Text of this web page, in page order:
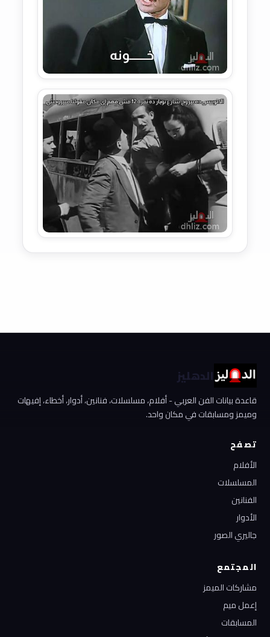
الدهليز
قاعدة بيانات الفن العربي - أفلام، مسلسلات، فنانين، أدوار، أخطاء، إفيهات
وميمز ومسابقات في مكان واحد.
تصفح
الأفلام
المسلسلات
الفنانين
الأدوار
جاليري الصور
المجتمع
مشاركات الميمز
إعمل ميم
المسابقات